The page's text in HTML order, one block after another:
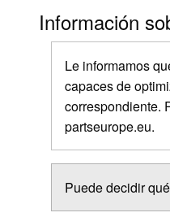
Información
Le informamos
capaces de
correspondiente.
partseurope.eu.
Puede decidir